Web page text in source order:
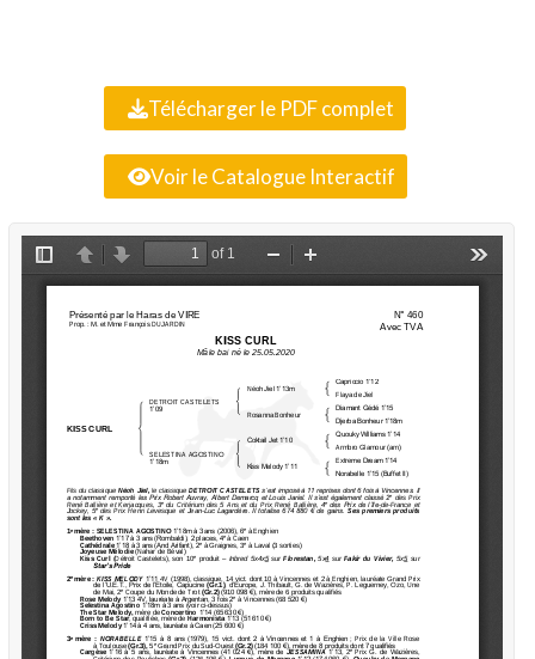
Télécharger le PDF complet
Voir le Catalogue Interactif